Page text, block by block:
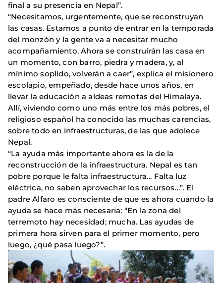
final a su presencia en Nepal”.
“Necesitamos, urgentemente, que se reconstruyan
las casas. Estamos a punto de entrar en la temporada
del monzón y la gente va a necesitar mucho
acompañamiento. Ahora se construirán las casa en
un momento, con barro, piedra y madera, y, al
mínimo soplido, volverán a caer”, explica el misionero
escolapio, empeñado, desde hace unos años, en
llevar la educación a aldeas remotas del Himalaya.
Allí, viviendo como uno más entre los más pobres, el
religioso español ha conocido las muchas carencias,
sobre todo en infraestructuras, de las que adolece
Nepal.
“La ayuda más importante ahora es la de la
reconstrucción de la infraestructura. Nepal es tan
pobre porque le falta infraestructura… Falta luz
eléctrica, no saben aprovechar los recursos…”. El
padre Alfaro es consciente de que es ahora cuando la
ayuda se hace más necesaria: “En la zona del
terremoto hay necesidad; mucha. Las ayudas de
primera hora sirven para el primer momento, pero
luego, ¿qué pasa luego?”.